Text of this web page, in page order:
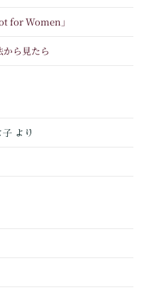
for Women」
ら見たら
子 より